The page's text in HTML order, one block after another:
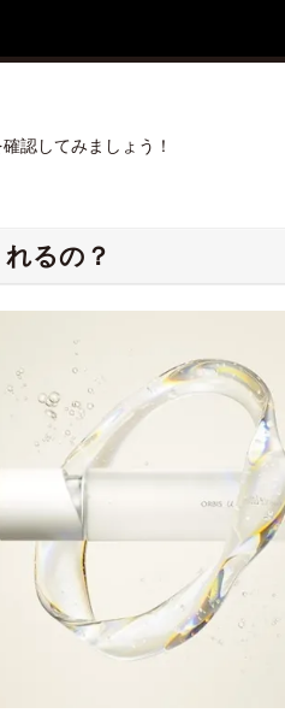
認してみましょう！
るの？